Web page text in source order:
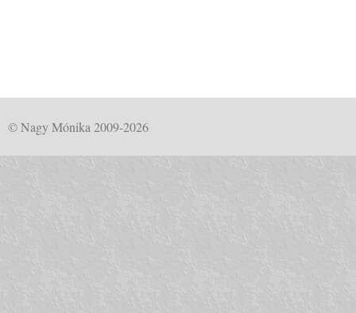
© Nagy Mónika 2009-2026